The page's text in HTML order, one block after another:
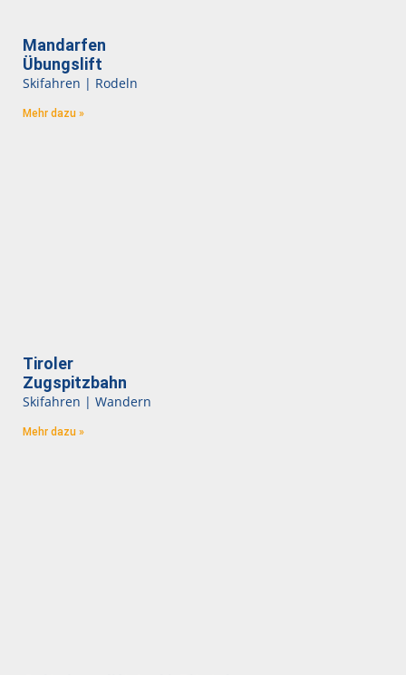
Mandarfen
Übungslift
Skifahren | Rodeln
Mehr dazu »
Tiroler
Zugspitzbahn
Skifahren | Wandern
Mehr dazu »